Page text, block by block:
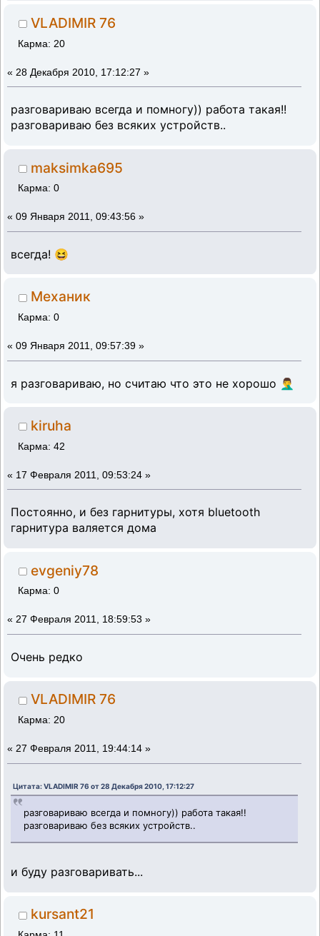
VLADIMIR 76
Карма: 20
« 28 Декабря 2010, 17:12:27 »
разговариваю всегда и помногу)) работа такая!!
разговариваю без всяких устройств..
maksimka695
Карма: 0
« 09 Января 2011, 09:43:56 »
всегда! 😆
Механик
Карма: 0
« 09 Января 2011, 09:57:39 »
я разговариваю, но считаю что это не хорошо 🤦‍♂️
kiruha
Карма: 42
« 17 Февраля 2011, 09:53:24 »
Постоянно, и без гарнитуры, хотя bluetooth
гарнитура валяется дома
evgeniy78
Карма: 0
« 27 Февраля 2011, 18:59:53 »
Очень редко
VLADIMIR 76
Карма: 20
« 27 Февраля 2011, 19:44:14 »
Цитата: VLADIMIR 76 от 28 Декабря 2010, 17:12:27
разговариваю всегда и помногу)) работа такая!!
разговариваю без всяких устройств..
и буду разговаривать...
kursant21